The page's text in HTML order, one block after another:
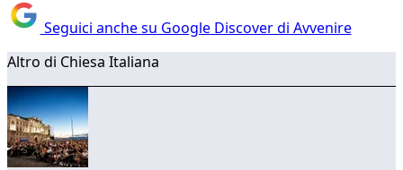
Seguici anche su Google Discover di Avvenire
Altro di Chiesa Italiana